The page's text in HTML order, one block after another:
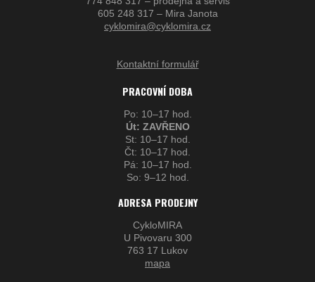
605 248 317 – Mira Janota
cyklomira@cyklomira.cz
Kontaktní formulář
PRACOVNÍ DOBA
Po: 10–17 hod.
Út: ZAVŘENO
St: 10–17 hod.
Čt: 10–17 hod.
Pá: 10–17 hod.
So: 9–12 hod.
ADRESA PRODEJNY
CykloMIRA
U Pivovaru 300
763 17 Lukov
mapa